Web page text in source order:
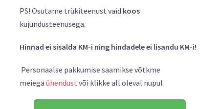
PS! Osutame trükiteenust vaid koos
kujundusteenusega.
Hinnad ei sisalda KM-i ning hindadele ei lisandu KM-i!
Personaalse pakkumise saamikse võtkme
meiega ühendust või klikke all oleval nupul